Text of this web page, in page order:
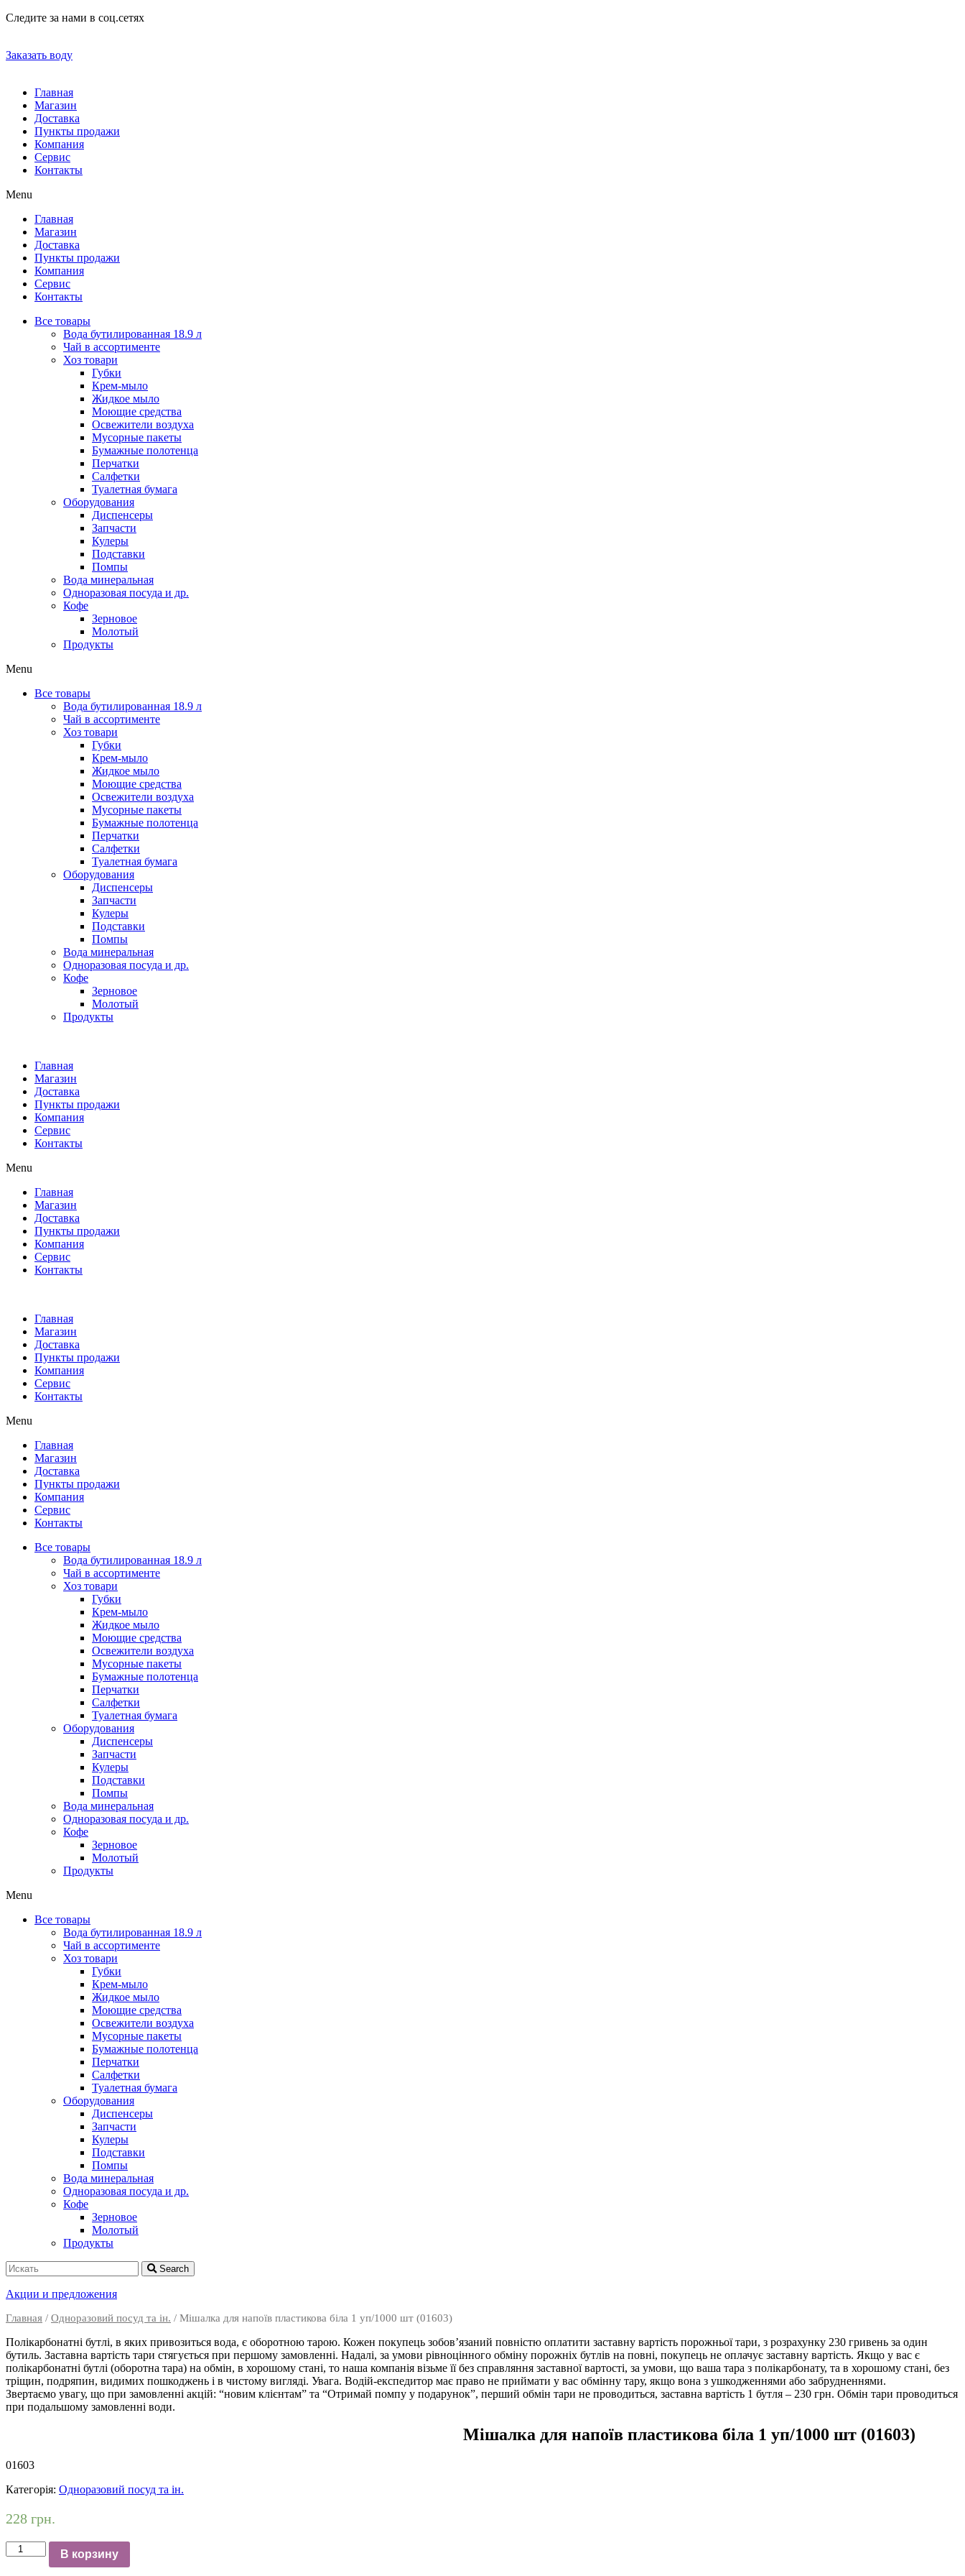
Следите за нами в соц.сетях
Заказать воду
Главная
Магазин
Доставка
Пункты продажи
Компания
Сервис
Контакты
Menu
Главная
Магазин
Доставка
Пункты продажи
Компания
Сервис
Контакты
Все товары
Вода бутилированная 18.9 л
Чай в ассортименте
Хоз товари
Губки
Крем-мыло
Жидкое мыло
Моющие средства
Освежители воздуха
Мусорные пакеты
Бумажные полотенца
Перчатки
Салфетки
Туалетная бумага
Оборудования
Диспенсеры
Запчасти
Кулеры
Подставки
Помпы
Вода минеральная
Одноразовая посуда и др.
Кофе
Зерновое
Молотый
Продукты
Menu
Все товары
Вода бутилированная 18.9 л
Чай в ассортименте
Хоз товари
Губки
Крем-мыло
Жидкое мыло
Моющие средства
Освежители воздуха
Мусорные пакеты
Бумажные полотенца
Перчатки
Салфетки
Туалетная бумага
Оборудования
Диспенсеры
Запчасти
Кулеры
Подставки
Помпы
Вода минеральная
Одноразовая посуда и др.
Кофе
Зерновое
Молотый
Продукты
Главная
Магазин
Доставка
Пункты продажи
Компания
Сервис
Контакты
Menu
Главная
Магазин
Доставка
Пункты продажи
Компания
Сервис
Контакты
Главная
Магазин
Доставка
Пункты продажи
Компания
Сервис
Контакты
Menu
Главная
Магазин
Доставка
Пункты продажи
Компания
Сервис
Контакты
Все товары
Вода бутилированная 18.9 л
Чай в ассортименте
Хоз товари
Губки
Крем-мыло
Жидкое мыло
Моющие средства
Освежители воздуха
Мусорные пакеты
Бумажные полотенца
Перчатки
Салфетки
Туалетная бумага
Оборудования
Диспенсеры
Запчасти
Кулеры
Подставки
Помпы
Вода минеральная
Одноразовая посуда и др.
Кофе
Зерновое
Молотый
Продукты
Menu
Все товары
Вода бутилированная 18.9 л
Чай в ассортименте
Хоз товари
Губки
Крем-мыло
Жидкое мыло
Моющие средства
Освежители воздуха
Мусорные пакеты
Бумажные полотенца
Перчатки
Салфетки
Туалетная бумага
Оборудования
Диспенсеры
Запчасти
Кулеры
Подставки
Помпы
Вода минеральная
Одноразовая посуда и др.
Кофе
Зерновое
Молотый
Продукты
Search
Акции и предложения
Главная / Одноразовий посуд та ін. / Мішалка для напоїв пластикова біла 1 уп/1000 шт (01603)
Полікарбонатні бутлі, в яких привозиться вода, є оборотною тарою. Кожен покупець зобов’язаний повністю оплатити заставну вартість порожньої тари, з розрахунку 230 гривень за один
бутиль. Заставна вартість тари стягується при першому замовленні. Надалі, за умови рівноцінного обміну порожніх бутлів на повні, покупець не оплачує заставну вартість. Якщо у вас є
полікарбонатні бутлі (оборотна тара) на обмін, в хорошому стані, то наша компанія візьме її без справляння заставної вартості, за умови, що ваша тара з полікарбонату, та в хорошому стані, без
тріщин, подряпин, видимих ​​пошкоджень і в чистому вигляді. Увага. Водій-експедитор має право не приймати у вас обмінну тару, якщо вона з ушкодженнями або забрудненнями.
Звертаємо увагу, що при замовленні акцій: “новим клієнтам” та “Отримай помпу у подарунок”, перший обмін тари не проводиться, заставна вартість 1 бутля – 230 грн. Обмін тари проводиться
при подальшому замовленні води.
Мішалка для напоїв пластикова біла 1 уп/1000 шт (01603)
01603
Категорія: Одноразовий посуд та ін.
228 грн.
Количество
Мішалка
В корзину